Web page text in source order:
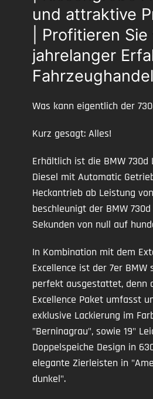
und attraktive
| Profitieren Sie
jahrelanger
Fahrzeughandel
Was kann eigentlich der
Kurz gesagt: Alles!
Erhältlich ist die BMW 730d
Diesel mit Automatic
Heckantrieb ab Leistung
beschleunigt der BMW
Sekunden von null auf
In Kombination mit dem
Excellence ist der 7er
perfekt ausgestattet, denn
Excellence Paket umfasst
exklusive Lackierung im
"Berninagrau", sowie 19"
Doppelspeiche Design in
elegante Zierleisten in
dunkel".